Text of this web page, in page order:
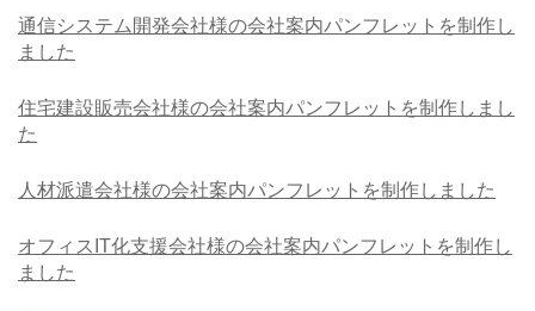
通信システム開発会社様の会社案内パンフレットを制作し
ました
住宅建設販売会社様の会社案内パンフレットを制作しまし
た
人材派遣会社様の会社案内パンフレットを制作しました
オフィスIT化支援会社様の会社案内パンフレットを制作し
ました